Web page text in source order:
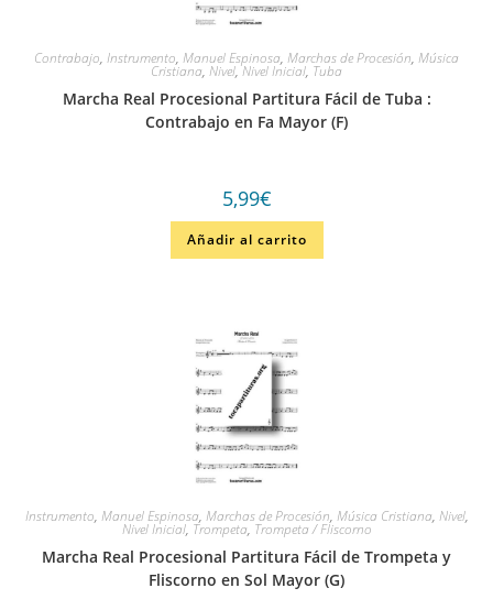
Contrabajo, Instrumento, Manuel Espinosa, Marchas de Procesión, Música
Cristiana, Nivel,Nivel Inicial, Tuba
Marcha Real Procesional Partitura Fácil de Tuba :
Contrabajo en Fa Mayor (F)
5,99€
Añadir al carrito
Instrumento, Manuel Espinosa, Marchas de Procesión, Música Cristiana, Nivel,
Nivel Inicial, Trompeta, Trompeta / Fliscorno
Marcha Real Procesional Partitura Fácil de Trompeta y
Fliscorno en Sol Mayor (G)